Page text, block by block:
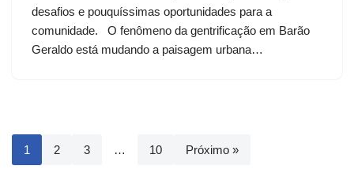
desafios e pouquíssimas oportunidades para a
comunidade. O fenômeno da gentrificação em Barão
Geraldo está mudando a paisagem urbana…
1 2 3 … 10 Próximo »